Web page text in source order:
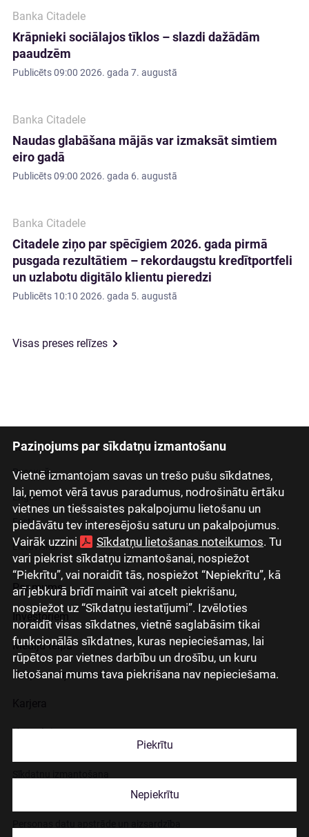
Paziņojums par sīkdatņu izmantošanu
Vietnē izmantojam savas un trešo pušu sīkdatnes,
lai, ņemot vērā tavus paradumus, nodrošinātu ērtāku
vietnes un tiešsaistes pakalpojumu lietošanu un
piedāvātu tev interesējošu saturu un pakalpojumus.
Vairāk uzzini
Sīkdatņu lietošanas noteikumos. Tu
vari piekrist sīkdatņu izmantošanai, nospiežot
“Piekrītu”, vai noraidīt tās, nospiežot “Nepiekrītu”, kā
arī jebkurā brīdī mainīt vai atcelt piekrišanu,
nospiežot uz “Sīkdatņu iestatījumi”. Izvēloties
noraidīt visas sīkdatnes, vietnē saglabāsim tikai
funkcionālās sīkdatnes, kuras nepieciešamas, lai
rūpētos par vietnes darbību un drošību, un kuru
lietošanai mums tava piekrišana nav nepieciešama.
Piekrītu
Nepiekrītu
Banka Citadele
Krāpnieki sociālajos tīklos – slazdi dažādām
paaudzēm
Publicēts09:00 2026. gada 7. augustā
Banka Citadele
Naudas glabāšana mājās var izmaksāt simtiem
eiro gadā
Publicēts09:00 2026. gada 6. augustā
Banka Citadele
Citadele ziņo par spēcīgiem 2026. gada pirmā
pusgada rezultātiem – rekordaugstu kredītportfeli
un uzlabotu digitālo klientu pieredzi
Publicēts 10:10 2026. gada 5. augustā
Visas preses relīzes
Latviski
Русский
English
Eesti
Lietuviškai
Par mums
Investoriem
Mediju telpa
Grupas uzņēmumi
Kontakti